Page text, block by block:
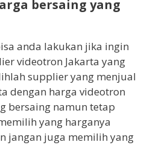
bersaing yang
anda lakukan jika ingin
videotron Jakarta yang
supplier yang menjual
dengan harga videotron
bersaing namun tetap
yang harganya
jangan juga memilih yang